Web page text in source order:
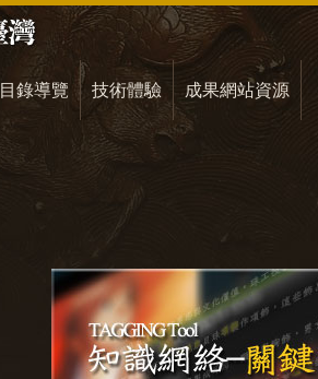
目錄導覽 技術體驗 成果網站資源